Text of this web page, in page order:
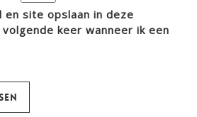
en site opslaan in deze
keer wanneer ik een